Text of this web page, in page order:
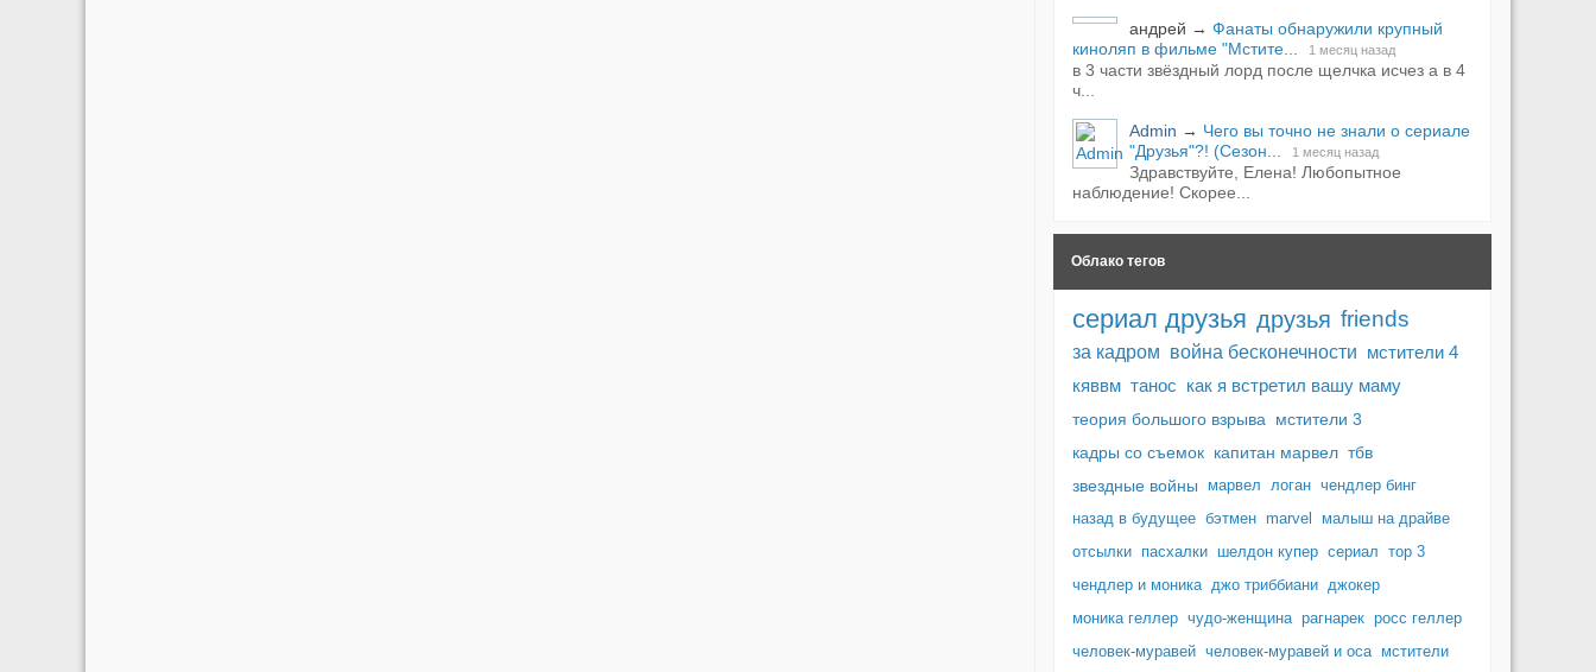
андрей → Фанаты обнаружили крупный
киноляп в фильме "Мстите...
1 месяц назад
в 3 части звёздный лорд после щелчка исчез а в 4
ч...
Admin → Чего вы точно не знали о сериале
"Друзья"?! (Сезон...
1 месяц назад
Здравствуйте, Елена! Любопытное
наблюдение! Скорее...
Облако тегов
сериал друзья друзья friends
за кадром война бесконечности мстители 4
кяввм танос как я встретил вашу маму
теория большого взрыва
мстители 3
кадры со съемок капитан марвел тбв
звездные войны
марвел логан чендлер бинг
назад в будущее бэтмен marvel
малыш на драйве
отсылки пасхалки шелдон купер сериал тор 3
чендлер и моника джо триббиани джокер
моника геллер чудо-женщина рагнарек росс геллер
человек-муравей человек-муравей и оса мстители